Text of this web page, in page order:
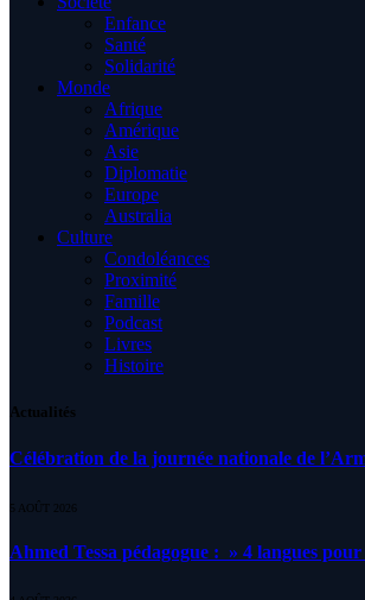
Enfance
Santé
Solidarité
Monde
Afrique
Amérique
Asie
Diplomatie
Europe
Australia
Culture
Condoléances
Proximité
Famille
Podcast
Livres
Histoire
Actualités
Célébration de la journée nationale de
5 AOÛT 2026
Ahmed Tessa pédagogue : » 4 langues